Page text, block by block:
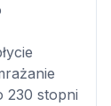
230 stopni